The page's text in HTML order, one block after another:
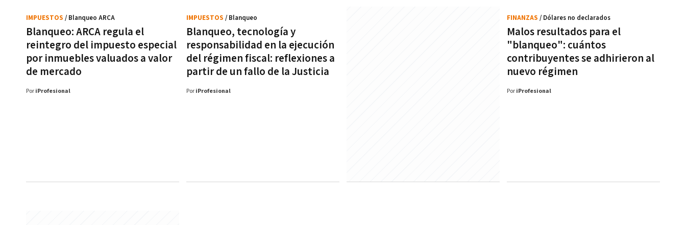
Blanqueo: ARCA regula el
reintegro del impuesto especial
por inmuebles valuados a valor
de mercado
IMPUESTOS / Blanqueo ARCA
Por iProfesional
Blanqueo, tecnología y
responsabilidad en la ejecución
del régimen fiscal: reflexiones a
partir de un fallo de la Justicia
IMPUESTOS / Blanqueo
Por iProfesional
Malos resultados para el
"blanqueo": cuántos
contribuyentes se adhirieron al
nuevo régimen
FINANZAS / Dólares no declarados
Por iProfesional